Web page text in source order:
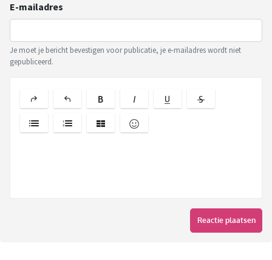
E-mailadres
Je moet je bericht bevestigen voor publicatie, je e-mailadres wordt niet
gepubliceerd.
Reactie plaatsen